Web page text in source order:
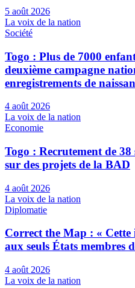
5 août 2026
La voix de la nation
Société
Togo : Plus de 7000
deuxième campagne
enregistrements de
4 août 2026
La voix de la nation
Economie
Togo : Recrutement de
sur des projets de la BAD
4 août 2026
La voix de la nation
Diplomatie
Correct the Map : «
aux seuls États membres
4 août 2026
La voix de la nation